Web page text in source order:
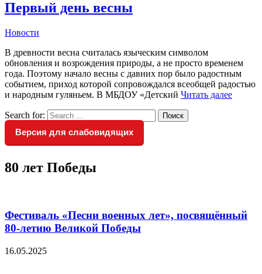
Первый день весны
Новости
В древности весна считалась языческим символом
обновления и возрождения природы, а не просто временем
года. Поэтому начало весны с давних пор было радостным
событием, приход которой сопровождался всеобщей радостью
и народным гуляньем. В МБДОУ «Детский Читать далее
Search for: Поиск
Версия для слабовидящих
80 лет Победы
Фестиваль «Песни военных лет», посвящённый
80-летию Великой Победы
16.05.2025